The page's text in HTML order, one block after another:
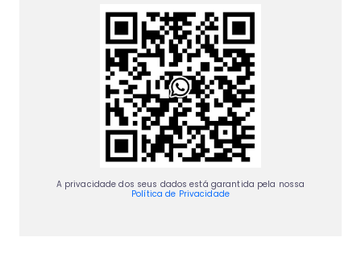
A privacidade dos seus dados está garantida pela nossa
Política de Privacidade